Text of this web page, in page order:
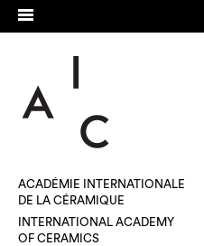
ACADÉMIE INTERNATIONALE
DE LA CÉRAMIQUE
INTERNATIONAL ACADEMY
OF CERAMICS